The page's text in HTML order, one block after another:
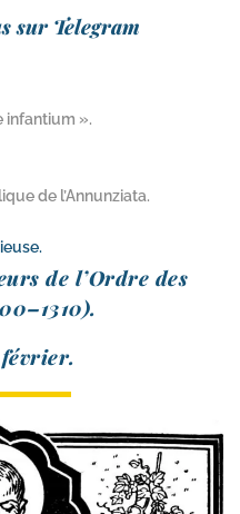
sur Telegram
infantium ».
de l’Annunziata.
de l’Ordre des
février.